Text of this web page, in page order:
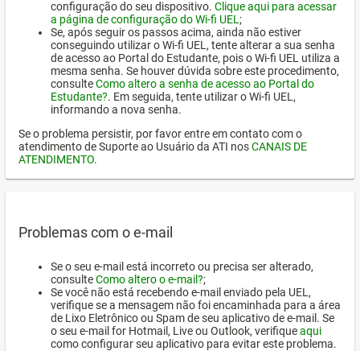
configuração do seu dispositivo. Clique aqui para acessar
a página de configuração do Wi-fi UEL ;
Se, após seguir os passos acima, ainda não estiver
conseguindo utilizar o Wi-fi UEL, tente alterar a sua senha
de acesso ao Portal do Estudante, pois o Wi-fi UEL utiliza a
mesma senha. Se houver dúvida sobre este procedimento,
consulteComo altero a senha de acesso ao Portal do
Estudante?. Em seguida, tente utilizar o Wi-fi UEL,
informando a nova senha.
Se o problema persistir, por favor entre em contato com o
atendimento de Suporte ao Usuário da ATI nosCANAIS DE
ATENDIMENTO.
Problemas com o e-mail
Se o seu e-mail está incorreto ou precisa ser alterado,
consulteComo altero o e-mail?;
Se você não está recebendo e-mail enviado pela UEL,
verifique se a mensagem não foi encaminhada para a área
de Lixo Eletrônico ou Spam de seu aplicativo de e-mail. Se
o seu e-mail for Hotmail, Live ou Outlook, verifiqueaqui
como configurar seu aplicativo para evitar este problema.